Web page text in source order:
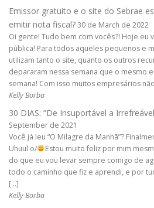
Emissor gratuito e o site do Sebrae
emitir nota fiscal?30 de March de 2022
Oi gente! Tudo bem com vocês?! Hoje eu
pública! Para todos aqueles pequenos e
utilizam tanto o site, quanto os outros
depararam nessa semana que o mesmo
semana! Com isso muitos empresários
Kelly Borba
30 DIAS: ”De Insuportável a
September de 2021
Você já leu “O Milagre da Manhã”?
Uhuul o/
Estou muito feliz por mim
do que eu vou levar sempre comigo de
todo o caminho que fiz e aprendi, e por
[…]
Kelly Borba